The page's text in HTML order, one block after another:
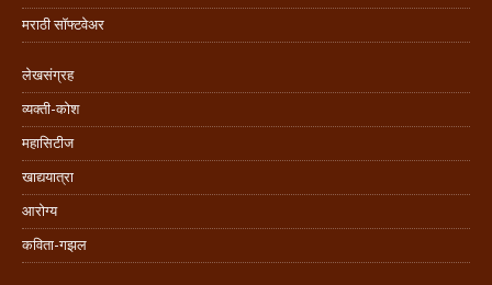
मराठी सॉफ्टवेअर
लेखसंग्रह
व्यक्ती-कोश
महासिटीज
खाद्ययात्रा
आरोग्य
कविता-गझल